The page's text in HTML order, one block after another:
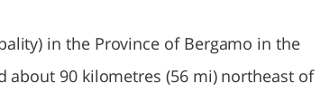
in the Province of Bergamo in the
about 90 kilometres (56 mi) northeast of